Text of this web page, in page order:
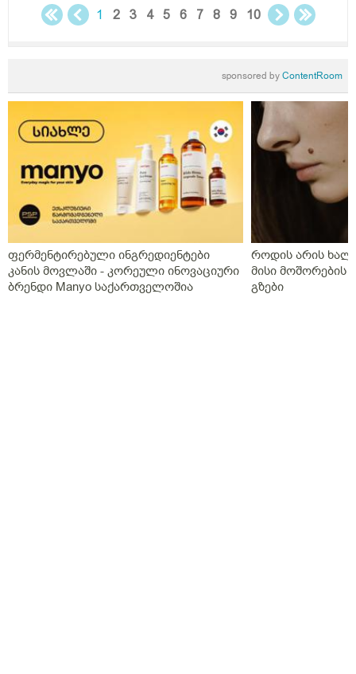
1 2 3 4 5 6 7 8 9 10
sponsored byContentRoom
ფერმენტირებული ინგრედიენტები
კანის მოვლაში - კორეული ინოვაციური
ბრენდი Manyo საქართველოშია
როდის არის
მისი მოშორების
გზები